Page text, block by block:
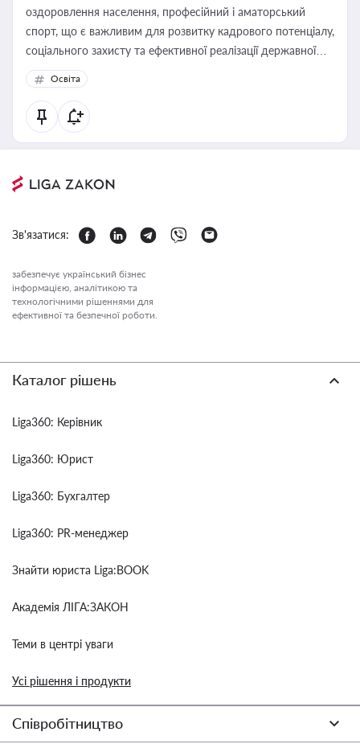
оздоровлення населення, професійний і аматорський
спорт, що є важливим для розвитку кадрового потенціалу,
соціального захисту та ефективної реалізації державної
політики у цій галузі
Освіта
Зв'язатися:
забезпечує український бізнес
інформацією, аналітикою та
технологічними рішеннями для
ефективної та безпечної роботи.
Каталог рішень
Liga360: Керівник
Liga360: Юрист
Liga360: Бухгалтер
Liga360: PR-менеджер
Знайти юриста Liga:BOOK
Академія ЛІГА:ЗАКОН
Теми в центрі уваги
Усі рішення і продукти
Співробітництво